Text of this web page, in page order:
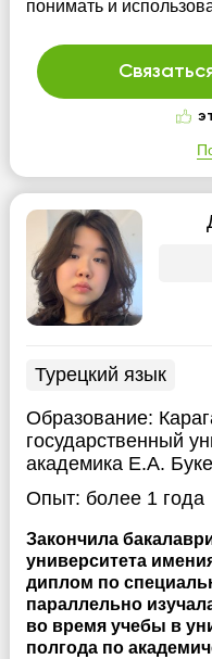
понимать и
Турецкий язык
Образование:
государственный
академика Е.А.
Опыт: более 1 года
Закончила
университета
диплом по
параллельно
во время учебы в
полгода по